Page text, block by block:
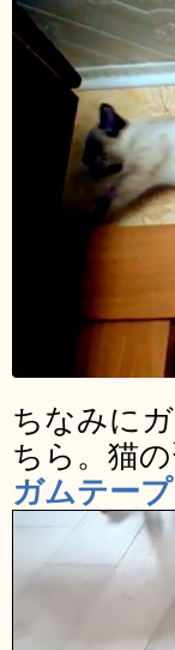
ちなみに
ちら。猫
ガムテー